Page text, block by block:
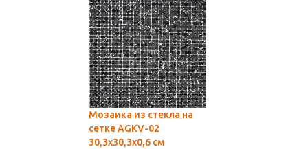
Мозаика из стекла на
сетке AGKV-02
30,3х30,3x0,6 см